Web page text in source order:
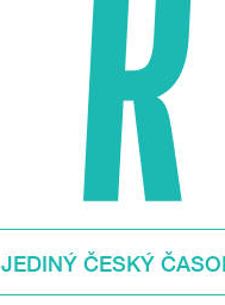
JEDINÝ ČESKÝ